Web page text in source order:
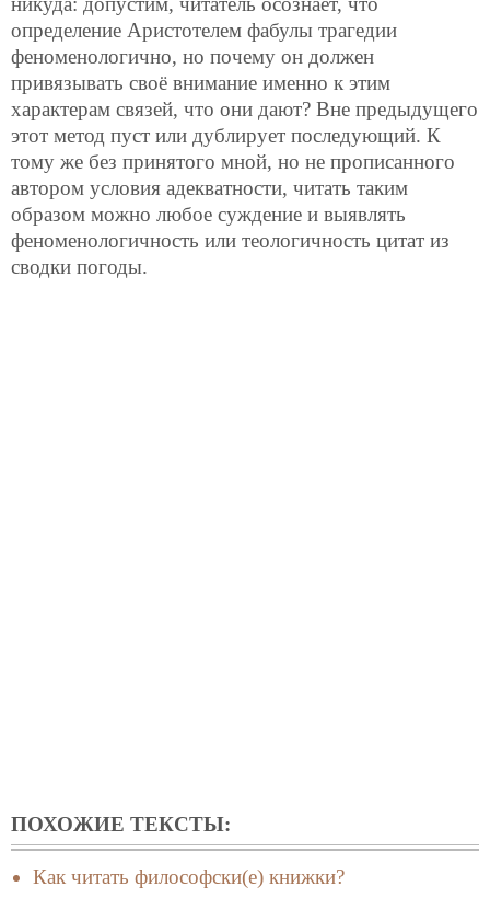
определение Аристотелем фабулы трагедии
феноменологично, но почему он должен
привязывать своё внимание именно к этим
характерам связей, что они дают? Вне предыдущего
этот метод пуст или дублирует последующий. К
тому же без принятого мной, но не прописанного
автором условия адекватности, читать таким
образом можно любое суждение и выявлять
феноменологичность или теологичность цитат из
сводки погоды.
ПОХОЖИЕ ТЕКСТЫ:
Как читать философски(е) книжки?